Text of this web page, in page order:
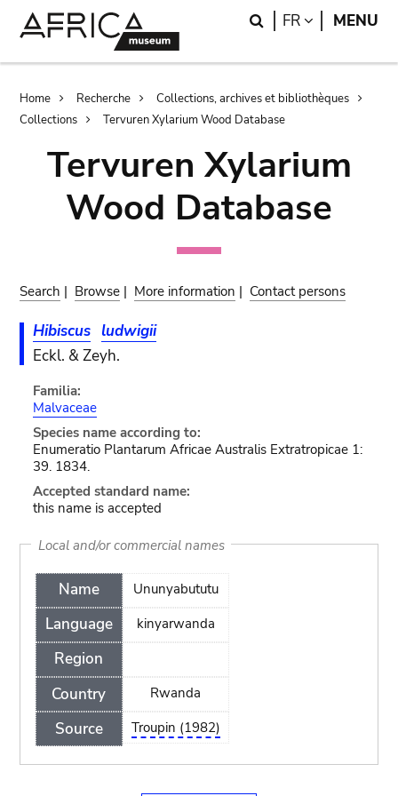
Search
FR LANGUAGE
MENU
Breadcrumb
Home Recherche
Collections, archives et bibliothèques
Collections
Tervuren Xylarium Wood Database
Tervuren Xylarium
Wood Database
Search | Browse | More information | Contact persons
Hibiscus ludwigii
Eckl. & Zeyh.
Familia:
Malvaceae
Species name according to:
Enumeratio Plantarum Africae Australis Extratropicae 1:
39. 1834.
Accepted standard name:
this name is accepted
Local and/or commercial names
Name
Language
Region
Country
Source
Ununyabututu
kinyarwanda
Rwanda
Troupin (1982)